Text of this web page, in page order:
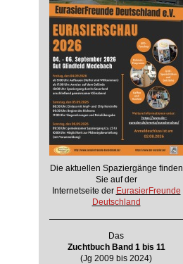
Die aktuellen Spaziergänge finden
Sie auf der
Internetseite der EurasierFreunde
Deutschland
Das
Zuchtbuch Band 1 bis 11
(Jg 2009 bis 2024)